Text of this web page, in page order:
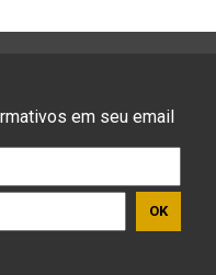
em seu email
OK